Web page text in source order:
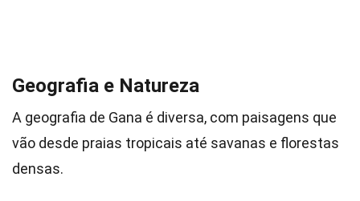
Geografia e Natureza
A geografia de Gana é diversa, com paisagens que
vão desde praias tropicais até savanas e florestas
densas.